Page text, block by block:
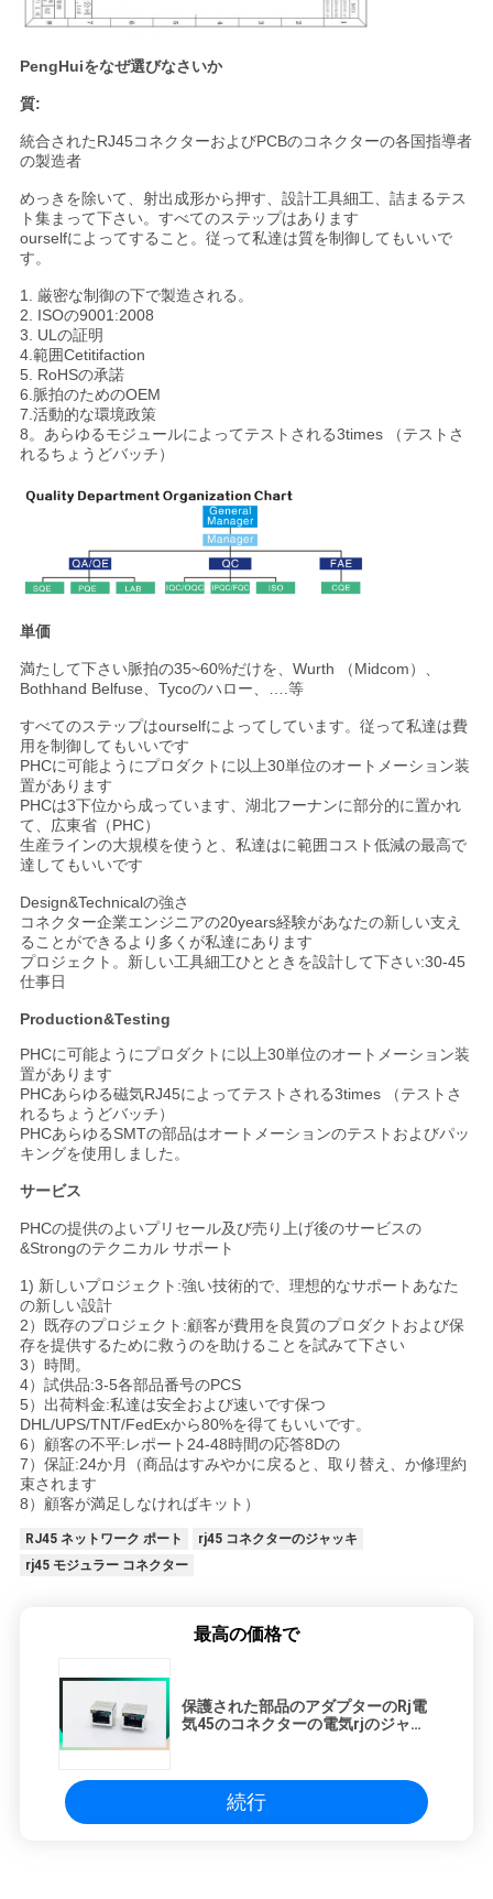
PengHuiをなぜ選びなさいか
質:
統合されたRJ45コネクターおよびPCBのコネクターの各国指導者
の製造者
めっきを除いて、射出成形から押す、設計工具細工、詰まるテス
ト集まって下さい。すべてのステップはあります
ourselfによってすること。従って私達は質を制御してもいいで
す。
1. 厳密な制御の下で製造される。
2. ISOの9001:2008
3. ULの証明
4.範囲Cetitifaction
5. RoHSの承諾
6.脈拍のためのOEM
7.活動的な環境政策
8。あらゆるモジュールによってテストされる3times （テストさ
れるちょうどバッチ）
単価
満たして下さい脈拍の35~60%だけを、Wurth （Midcom）、
Bothhand Belfuse、Tycoのハロー、….等
すべてのステップはourselfによってしています。従って私達は費
用を制御してもいいです
PHCに可能ようにプロダクトに以上30単位のオートメーション装
置があります
PHCは3下位から成っています、湖北フーナンに部分的に置かれ
て、広東省（PHC）
生産ラインの大規模を使うと、私達はに範囲コスト低減の最高で
達してもいいです
Design&Technicalの強さ
コネクター企業エンジニアの20years経験があなたの新しい支え
ることができるより多くが私達にあります
プロジェクト。新しい工具細工ひとときを設計して下さい:30-45
仕事日
Production&Testing
PHCに可能ようにプロダクトに以上30単位のオートメーション装
置があります
PHCあらゆる磁気RJ45によってテストされる3times （テストさ
れるちょうどバッチ）
PHCあらゆるSMTの部品はオートメーションのテストおよびパッ
キングを使用しました。
サービス
PHCの提供のよいプリセール及び売り上げ後のサービスの
&Strongのテクニカル サポート
1) 新しいプロジェクト:強い技術的で、理想的なサポートあなた
の新しい設計
2）既存のプロジェクト:顧客が費用を良質のプロダクトおよび保
存を提供するために救うのを助けることを試みて下さい
3）時間。
4）試供品:3-5各部品番号のPCS
5）出荷料金:私達は安全および速いです保つ
DHL/UPS/TNT/FedExから80%を得てもいいです。
6）顧客の不平:レポート24-48時間の応答8Dの
7）保証:24か月（商品はすみやかに戻ると、取り替え、か修理約
束されます
8）顧客が満足しなければキット）
RJ45 ネットワーク ポート
rj45 コネクターのジャッキ
rj45 モジュラー コネクター
最高の価格で
保護された部品のアダプターのRj電
気45のコネクターの電気rjのジャッ
続行